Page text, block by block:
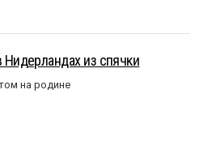
из спячки
на родине